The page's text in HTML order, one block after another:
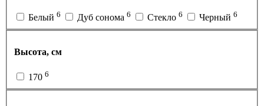
Белый 6 Дуб сонома 6 Стекло 6 Черный 6
Высота, см
170 6